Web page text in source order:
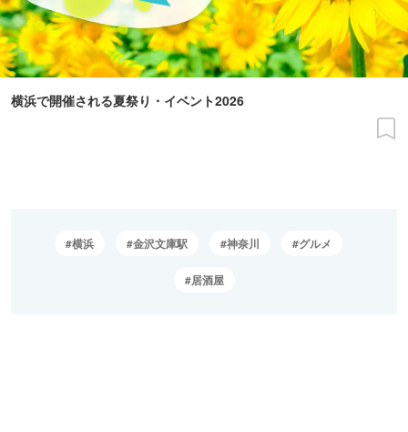
横浜で開催される夏祭り・イベント2026
横浜 金沢文庫駅 神奈川 グルメ
居酒屋